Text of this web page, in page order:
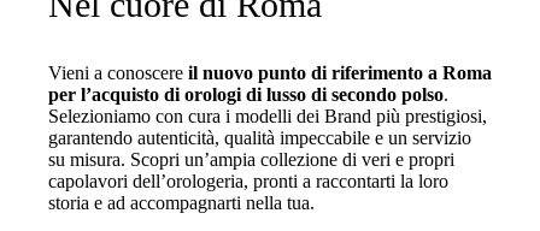
Vieni a conoscere il nuovo punto di riferimento a Roma
per l’acquisto di orologi di lusso di secondo polso.
Selezioniamo con cura i modelli dei Brand più prestigiosi,
garantendo autenticità, qualità impeccabile e un servizio
su misura. Scopri un’ampia collezione di veri e propri
capolavori dell’orologeria, pronti a raccontarti la loro
storia e ad accompagnarti nella tua.